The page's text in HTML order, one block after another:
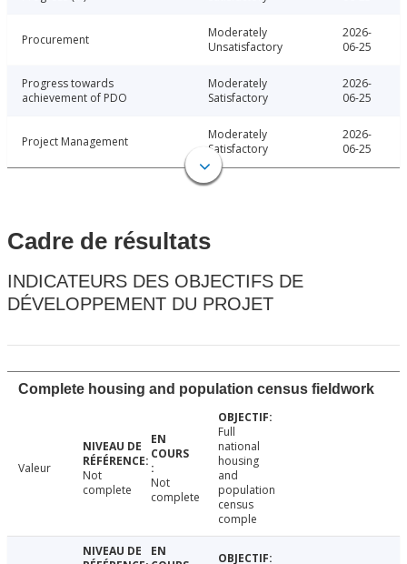
Procurement
Moderately
Unsatisfactory
2026-
06-25
Progress towards
achievement of PDO
Moderately
Satisfactory
2026-
06-25
Project Management
Moderately
Satisfactory
2026-
06-25
Cadre de résultats
INDICATEURS DES OBJECTIFS DE
DÉVELOPPEMENT DU PROJET
Complete housing and population census fieldwork
Valeur
Not
complete
Not
complete
Full
national
housing
and
population
census
comple